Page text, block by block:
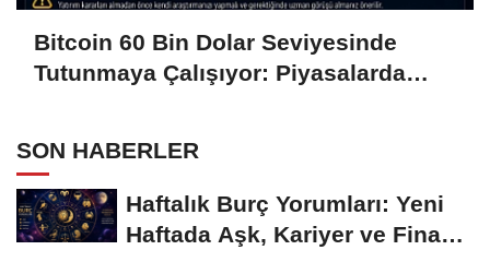
Bitcoin 60 Bin Dolar Seviyesinde
Tutunmaya Çalışıyor: Piyasalarda
SON HABERLER
Haftalık Burç Yorumları: Yeni
Haftada Aşk, Kariyer ve Finans